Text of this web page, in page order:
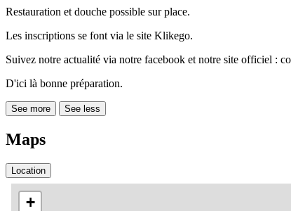
Restauration et douche possible sur place.
Les inscriptions se font via le site Klikego.
Suivez notre actualité via notre facebook et notre site officiel :
D'ici là bonne préparation.
See more See less
Maps
Location